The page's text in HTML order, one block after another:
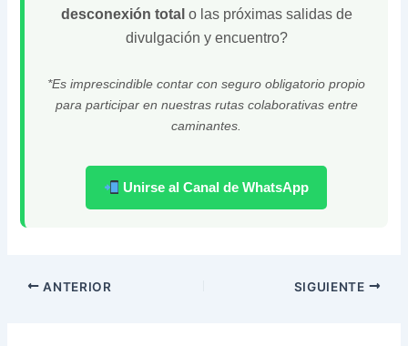
desconexión total o las próximas salidas de
divulgación y encuentro?
*Es imprescindible contar con seguro obligatorio propio
para participar en nuestras rutas colaborativas entre
caminantes.
Unirse al Canal de WhatsApp
ANTERIOR SIGUIENTE